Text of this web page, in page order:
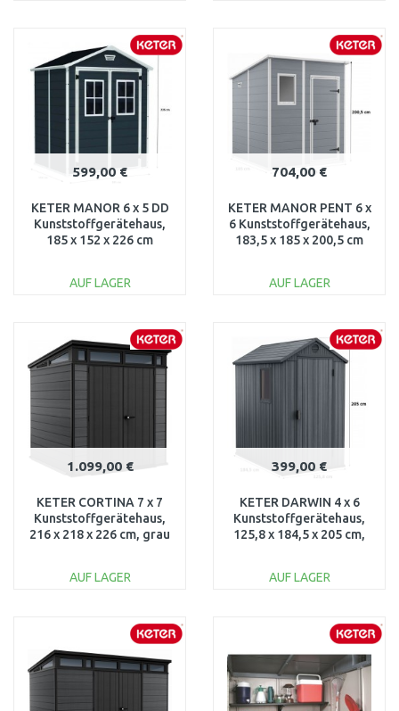
WARENKORB
Vergleichen
WARENKORB
Vergleichen
599,00 €
KETER MANOR 6 x 5 DD
Kunststoffgerätehaus,
185 x 152 x 226 cm
AUF LAGER
WARENKORB
Vergleichen
704,00 €
KETER MANOR PENT 6 x
6 Kunststoffgerätehaus,
183,5 x 185 x 200,5 cm
AUF LAGER
WARENKORB
Vergleichen
1.099,00 €
KETER CORTINA 7 x 7
Kunststoffgerätehaus,
216 x 218 x 226 cm, grau
AUF LAGER
WARENKORB
Vergleichen
399,00 €
KETER DARWIN 4 x 6
Kunststoffgerätehaus,
125,8 x 184,5 x 205 cm,
AUF LAGER
WARENKORB